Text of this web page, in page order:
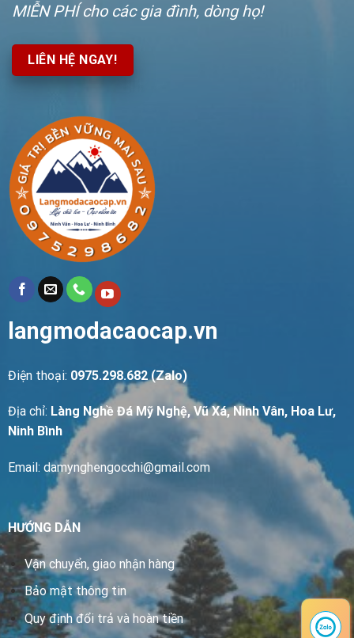
MIỄN PHÍ cho các gia đình, dòng họ!
LIÊN HỆ NGAY!
langmodacaocap.vn
Điện thoại: 0975.298.682 (Zalo)
Địa chỉ: Làng Nghề Đá Mỹ Nghệ, Vũ Xá, Ninh Vân, Hoa Lư,
Ninh Bình
Email: damynghengocchi@gmail.com
HƯỚNG DẪN
Vận chuyển, giao nhận hàng
Bảo mật thông tin
Quy định đổi trả và hoàn tiền